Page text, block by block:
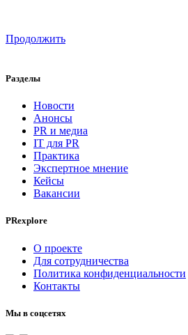
Продолжить
Разделы
Новости
Анонсы
PR и медиа
IT для PR
Практика
Экспертное мнение
Кейсы
Вакансии
PRexplore
О проекте
Для сотрудничества
Политика конфиденциальности
Контакты
Мы в соцсетях